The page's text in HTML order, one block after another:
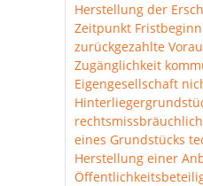
Herstellung der
Zeitpunkt Fristbeginn
zurückgezahlte
Zugänglichkeit
Eigengesellschaft
eines Grundstücks
Herstellung einer